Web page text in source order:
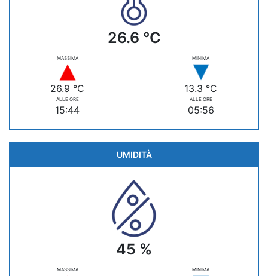
26.6 °C
MASSIMA
26.9 °C
ALLE ORE
15:44
MINIMA
13.3 °C
ALLE ORE
05:56
UMIDITÀ
45 %
MASSIMA MINIMA